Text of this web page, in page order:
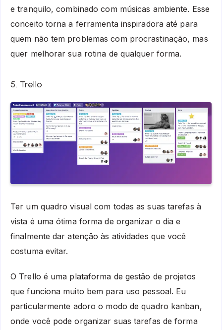
e tranquilo, combinado com músicas ambiente. Esse
conceito torna a ferramenta inspiradora até para
quem não tem problemas com procrastinação, mas
quer melhorar sua rotina de qualquer forma.
5. Trello
Ter um quadro visual com todas as suas tarefas à
vista é uma ótima forma de organizar o dia e
finalmente dar atenção às atividades que você
costuma evitar.
O Trello é uma plataforma de gestão de projetos
que funciona muito bem para uso pessoal. Eu
particularmente adoro o modo de quadro kanban,
onde você pode organizar suas tarefas de forma